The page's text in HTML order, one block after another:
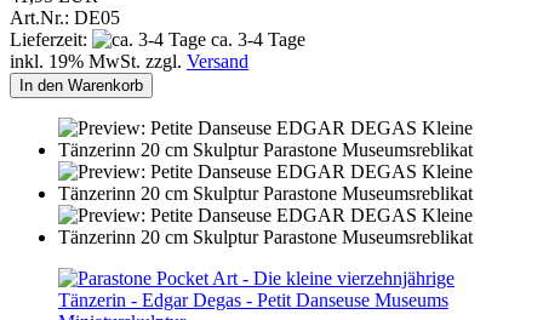
Art.Nr.: DE05
Lieferzeit:
ca. 3-4 Tage
inkl. 19% MwSt. zzgl. Versand
In den Warenkorb